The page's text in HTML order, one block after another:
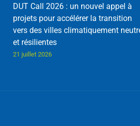
DUT Call 2026 : un nouvel appel à
projets pour accélérer la transition
vers des villes climatiquement
et résilientes
21 juillet 2026